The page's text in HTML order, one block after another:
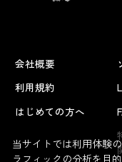
会社概要
利用規約
はじめての方へ
当サイトでは利用体験
ラフィックの分析を目